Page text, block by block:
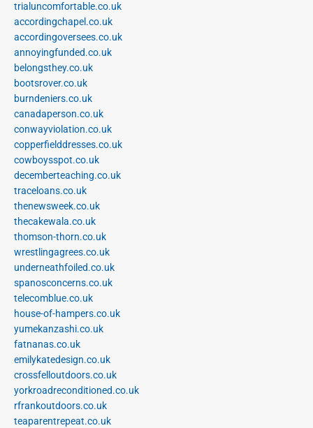
trialuncomfortable.co.uk
accordingchapel.co.uk
accordingoversees.co.uk
annoyingfunded.co.uk
belongsthey.co.uk
bootsrover.co.uk
burndeniers.co.uk
canadaperson.co.uk
conwayviolation.co.uk
copperfielddresses.co.uk
cowboysspot.co.uk
decemberteaching.co.uk
traceloans.co.uk
thenewsweek.co.uk
thecakewala.co.uk
thomson-thorn.co.uk
wrestlingagrees.co.uk
underneathfoiled.co.uk
spanosconcerns.co.uk
telecomblue.co.uk
house-of-hampers.co.uk
yumekanzashi.co.uk
fatnanas.co.uk
emilykatedesign.co.uk
crossfelloutdoors.co.uk
yorkroadreconditioned.co.uk
rfrankoutdoors.co.uk
teaparentrepeat.co.uk